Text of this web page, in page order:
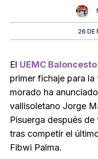
26 DE
El UEMC
primer fichaje para
morado ha
vallisoletano Jorge
Pisuerga después
tras competir el
Fibwi Palma.